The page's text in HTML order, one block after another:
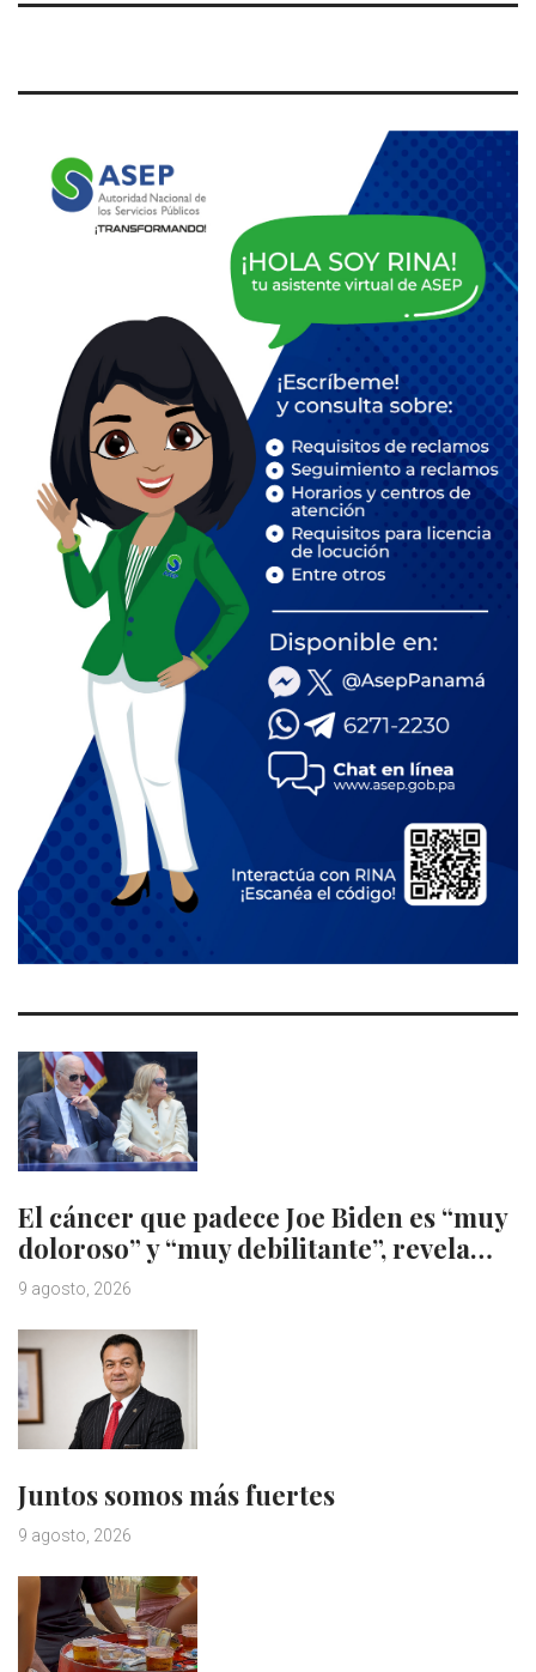
El cáncer que padece Joe Biden es “muy
doloroso” y “muy debilitante”, revela…
9 agosto, 2026
Juntos somos más fuertes
9 agosto, 2026